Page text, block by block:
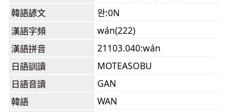
韓語諺文
완:0N
漢語字頻
wán(222)
漢語拼音
21103.040:wán
日語訓讀
MOTEASOBU
日語音讀
GAN
韓語
WAN